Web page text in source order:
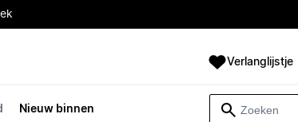
Nieuw binnen
Verlanglijstje